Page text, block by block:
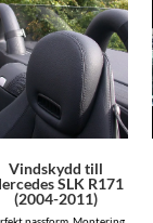
Vindskydd till
SLK R171
(2004-2011)